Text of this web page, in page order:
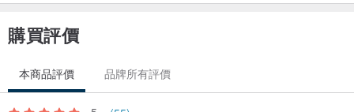
我們不提供退貨服務，但如果商品不合身，且商品仍有庫存，您可以
購買評價
本商品評價 品牌所有評價